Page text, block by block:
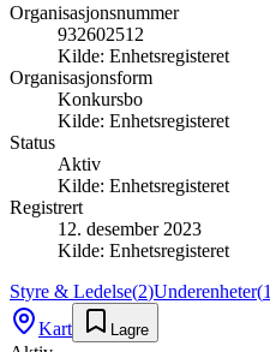
Organisasjonsnummer
932602512
Kilde: Enhetsregisteret
Organisasjonsform
Konkursbo
Kilde: Enhetsregisteret
Status
Aktiv
Kilde: Enhetsregisteret
Registrert
12. desember 2023
Kilde: Enhetsregisteret
Styre & Ledelse(2)Underenheter(1
Kart
Lagre